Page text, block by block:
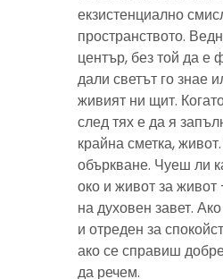
екзистенциално
пространството.
център, без той да е
дали светът го знае
живият ни щит.
след тях е да я
крайна сметка,
объркване. Чуеш ли
око и живот за
на духовен завет.
и отреден за
ако се справиш
да речем.